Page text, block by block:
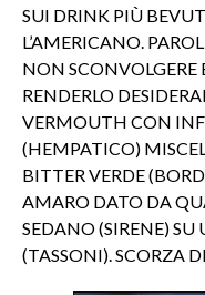
SUI DRINK PIÙ
L’AMERICANO.
NON SCONVOLGERE
RENDERLO
VERMOUTH CON
(HEMPATICO)
BITTER VERDE
AMARO DATO DA
SEDANO (SIRENE)
(TASSONI). SCORZA